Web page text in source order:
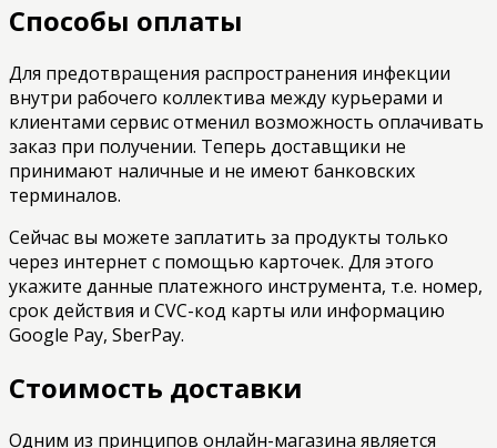
Способы оплаты
Для предотвращения распространения инфекции
внутри рабочего коллектива между курьерами и
клиентами сервис отменил возможность оплачивать
заказ при получении. Теперь доставщики не
принимают наличные и не имеют банковских
терминалов.
Сейчас вы можете заплатить за продукты только
через интернет с помощью карточек. Для этого
укажите данные платежного инструмента, т.е. номер,
срок действия и CVC-код карты или информацию
Google Pay, SberPay.
Стоимость доставки
Одним из принципов онлайн-магазина является